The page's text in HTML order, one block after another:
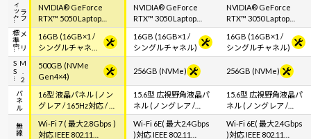
グ
ラ
フ
ィ
ッ
ク
メ
モ
リ
標
準
容
M
.
2
S
S
パネル
無線
NVIDIA® GeForce
RTX™ 5050 Laptop
GPU
16GB (16GB×1 /
シングルチャネル)
⇒ 32GB (32GB×1
/ シングルチャネ
ル)＜ 2026年7月27
日 15時00分～2026
年8月17日 14時59
分＞
500GB (NVMe
Gen4×4)
16型 液晶パネル (ノン
グレア / 165Hz対応 / ア
スペクト比16:10)
Wi-Fi 7 ( 最大2.8Gbps )
対応 IEEE 802.11
NVIDIA® GeForce
RTX™ 3050 Laptop
GPU
16GB (16GB×1 /
シングルチャネル)
256GB (NVMe)
15.6型 広視野角液晶パ
ネル (ノングレア /
144Hz対応 / アスペク
ト比16:9)
Wi-Fi 6E( 最大2.4Gbps
)対応 IEEE 802.11
NVIDIA® GeForce
RTX™ 3050 Laptop
GPU
16GB (16GB×1 /
シングルチャネル)
256GB (NVMe)
15.6型 広視野角液晶パ
ネル (ノングレア /
144Hz対応 / アスペク
ト比16:9)
Wi-Fi 6E( 最大2.4Gbps
)対応 IEEE 802.11